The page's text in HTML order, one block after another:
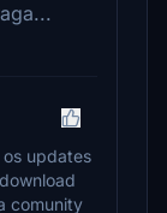
updates
comunity